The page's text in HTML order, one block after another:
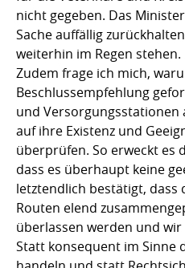
nicht gegeben. Das
Sache auffällig
weiterhin im Regen stehen.
Zudem frage ich mich,
Beschlussempfehlung
und
auf ihre Existenz und
überprüfen. So erweckt es
dass es überhaupt keine
letztendlich bestätigt, dass
Routen elend
überlassen werden und
Statt konsequent im Sinne